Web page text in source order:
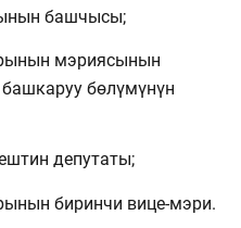
башчысы;
мэриясынын
бөлүмүнүн
депутаты;
биринчи вице-мэри.